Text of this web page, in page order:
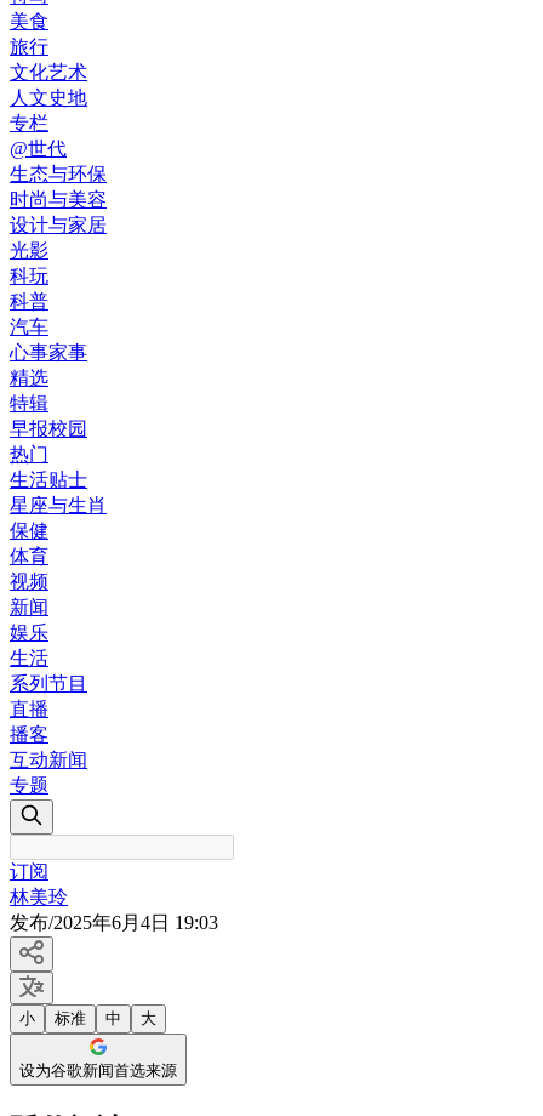
美食
旅行
文化艺术
人文史地
专栏
@世代
生态与环保
时尚与美容
设计与家居
光影
科玩
科普
汽车
心事家事
精选
特辑
早报校园
热门
生活贴士
星座与生肖
保健
体育
视频
新闻
娱乐
生活
系列节目
直播
播客
互动新闻
专题
订阅
林美玲
发布/2025年6月4日 19:03
小 标准 中 大
设为谷歌新闻首选来源